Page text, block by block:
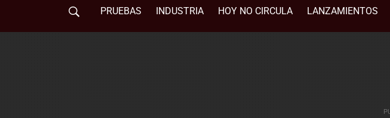
PRUEBAS INDUSTRIA HOY NO CIRCULA LANZAMIENTOS